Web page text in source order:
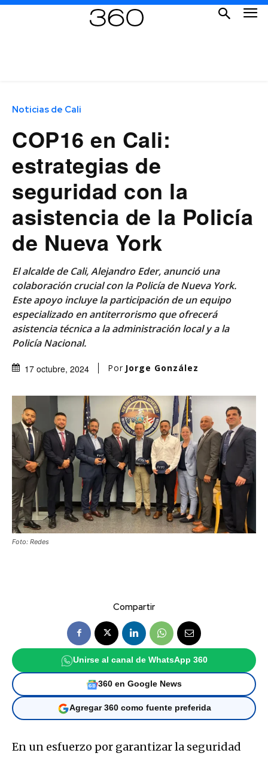
Noticias de Cali
COP16 en Cali:
estrategias de
seguridad con la
asistencia de la Policía
de Nueva York
El alcalde de Cali, Alejandro Eder, anunció una
colaboración crucial con la Policía de Nueva York.
Este apoyo incluye la participación de un equipo
especializado en antiterrorismo que ofrecerá
asistencia técnica a la administración local y a la
Policía Nacional.
17 octubre, 2024 Por Jorge González
Foto: Redes
Compartir
Unirse al canal de WhatsApp 360
360 en Google News
Agregar 360 como fuente preferida
En un esfuerzo por garantizar la seguridad